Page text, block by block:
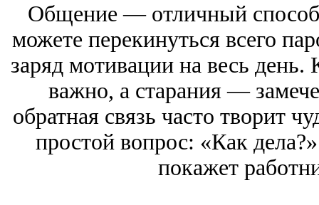
Общение — отличный
можете перекинуться всего
заряд мотивации на весь день.
важно, а старания —
обратная связь часто творит
простой вопрос: «Как
покажет